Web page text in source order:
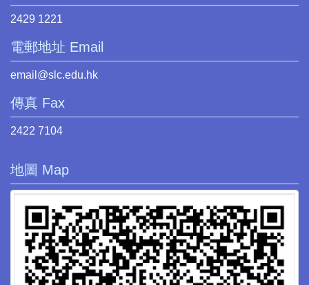
2429 1221
電郵地址 Email
email@slc.edu.hk
傳真 Fax
2422 7104
地圖 Map